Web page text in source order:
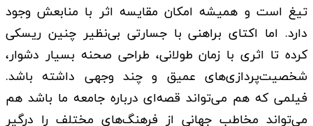
تیغ است و همیشه امکان مقایسه اثر با منابعش وجود
دارد. اما اکتای براهنی با جسارتی بی‌‌نظیر چنین ریسکی
کرده تا اثری با زمان طولانی، طراحی صحنه بسیار دشوار،
شخصیت‌‌پردازی‌‌های عمیق و چند وجهی داشته باشد.
فیلمی که هم می‌‌تواند قصه‌‌ای درباره جامعه ما باشد هم
می‌‌تواند مخاطب جهانی از فرهنگ‌‌های مختلف را درگیر